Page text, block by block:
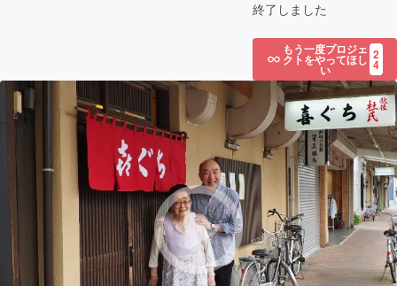
終了しました
もう一度プロジェ
クトをやってほし
い
2
4